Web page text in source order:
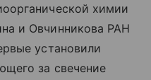
химии
и Овчинникова РАН
установили
за свечение